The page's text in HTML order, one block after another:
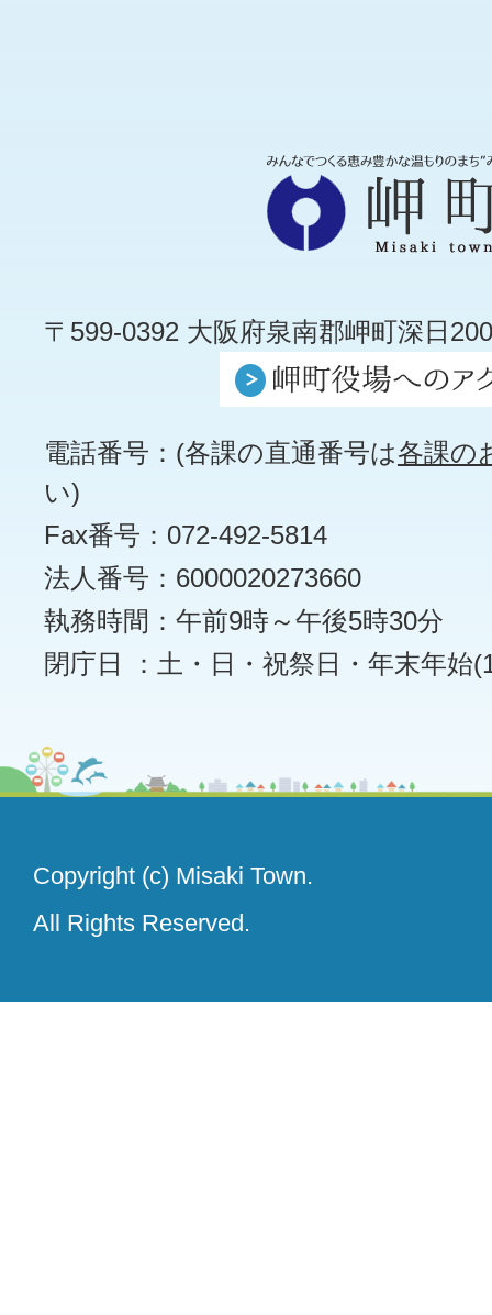
〒599-0392 大阪府泉南郡岬町深日
電話番号：(各課の直通番号は各課の
い)
Fax番号：072-492-5814
法人番号：6000020273660
執務時間：午前9時～午後5時30分
閉庁日 ：土・日・祝祭日・年末年始
Copyright (c) Misaki Town.
All Rights Reserved.